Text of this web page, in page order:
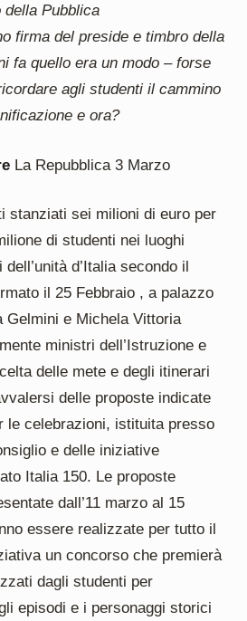
Pubblica
firma del preside e timbro della
fa quello era un modo – forse
agli studenti il cammino
e ora?
La Repubblica 3 Marzo
sei milioni di euro per
di studenti nei luoghi
d’Italia secondo il
il 25 Febbraio , a palazzo
Gelmini e Michela Vittoria
ministri dell’Istruzione e
delle mete e degli itinerari
delle proposte indicate
le celebrazioni, istituita presso
e delle iniziative
Italia 150. Le proposte
dall’11 marzo al 15
essere realizzate per tutto il
un concorso che premierà
dagli studenti per
episodi e i personaggi storici